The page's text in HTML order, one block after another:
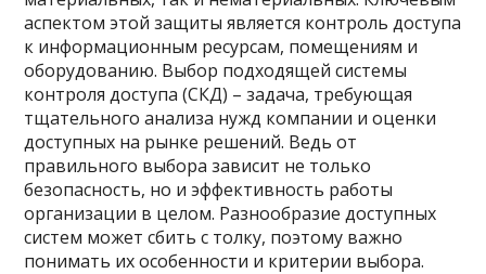
аспектом этой защиты является контроль доступа
к информационным ресурсам, помещениям и
оборудованию. Выбор подходящей системы
контроля доступа (СКД) – задача, требующая
тщательного анализа нужд компании и оценки
доступных на рынке решений. Ведь от
правильного выбора зависит не только
безопасность, но и эффективность работы
организации в целом. Разнообразие доступных
систем может сбить с толку, поэтому важно
понимать их особенности и критерии выбора.